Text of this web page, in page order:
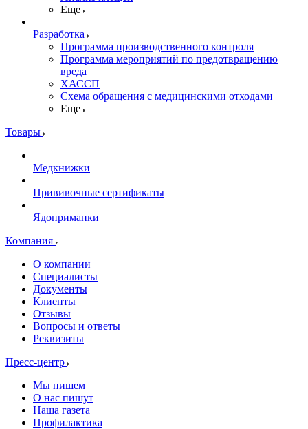
Еще
Разработка
Программа производственного контроля
Программа мероприятий по предотвращению
вреда
ХАССП
Схема обращения с медицинскими отходами
Еще
Товары
Медкнижки
Прививочные сертификаты
Ядоприманки
Компания
О компании
Специалисты
Документы
Клиенты
Отзывы
Вопросы и ответы
Реквизиты
Пресс-центр
Мы пишем
О нас пишут
Наша газета
Профилактика